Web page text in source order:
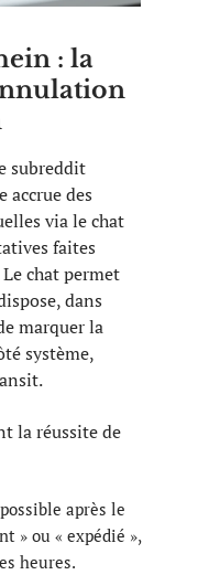
: la
subreddit
des
via le chat
faites
chat permet
dans
marquer la
système,
la réussite de
après le
» ou « expédié »,
heures.